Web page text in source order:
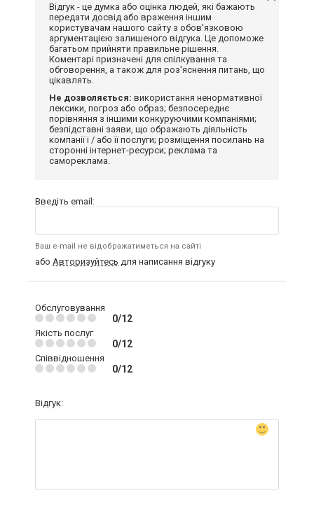
Відгук - це думка або оцінка людей, які бажають
передати досвід або враження іншим
користувачам нашого сайту з обов'язковою
аргументацією залишеного відгука. Це допоможе
багатьом прийняти правильне рішення.
Коментарі призначені для спілкування та
обговорення, а також для роз'яснення питань, що
цікавлять.
Не дозволяється: використання ненормативної
лексики, погроз або образ; безпосереднє
порівняння з іншими конкуруючими компаніями;
безпідставні заяви, що ображають діяльність
компанії і / або її послуги; розміщення посилань на
сторонні інтернет-ресурси; реклама та
самореклама.
Введіть email:
Ваш e-mail не відображатиметься на сайті
або Авторизуйтесь для написання відгуку
Обслуговування
0/12
Якість послуг
0/12
Співвідношення
0/12
Відгук: